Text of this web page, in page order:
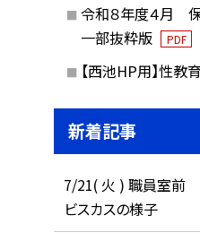
令和８年度４月
一部抜粋版
PDF
【西池HP用】性教
新着記事
7/21( 火 ) 職員室前
ビスカスの様子